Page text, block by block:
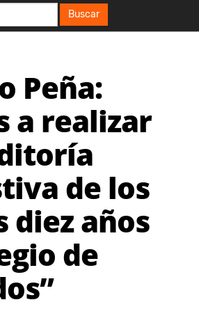
Buscar
Peña:
a realizar
de los
diez años
de